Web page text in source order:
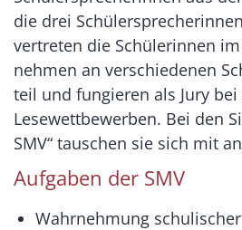
die drei
vertreten die Schülerinnen
nehmen an verschiedenen
teil und fungieren als Jury bei
Lesewettbewerben. Bei den
SMV“ tauschen sie sich mit
Aufgaben der SMV
Wahrnehmung